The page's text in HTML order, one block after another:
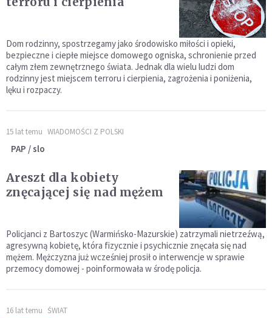
Dom rodzinny, spostrzegamy jako środowisko miłości i opieki,
bezpieczne i ciepłe miejsce domowego ogniska, schronienie przed
całym złem zewnętrznego świata. Jednak dla wielu ludzi dom
rodzinny jest miejscem terroru i cierpienia, zagrożenia i poniżenia,
lęku i rozpaczy.
15 lat temu WIADOMOŚCI Z POLSKI
PAP / slo
Areszt dla kobiety
znęcającej się nad mężem
Policjanci z Bartoszyc (Warmińsko-Mazurskie) zatrzymali nietrzeźwą,
agresywną kobietę, która fizycznie i psychicznie znęcała się nad
mężem. Mężczyzna już wcześniej prosił o interwencje w sprawie
przemocy domowej - poinformowała w środę policja.
16 lat temu ŚWIAT